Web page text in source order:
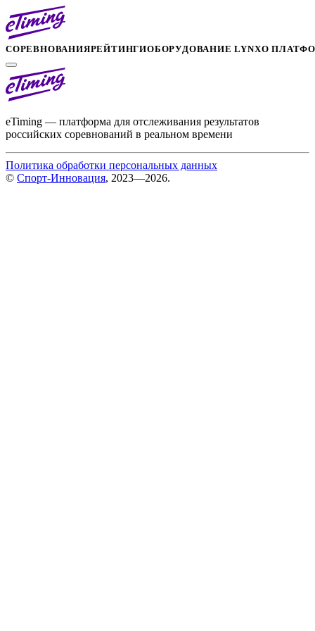
СОРЕВНОВАНИЯРЕЙТИНГИОБОРУДОВАНИЕ LYNXО
eTiming — платформа для отслеживания результатов
российских соревнований в реальном времени
Политика обработки персональных данных
© Спорт-Инновация, 2023—2026.